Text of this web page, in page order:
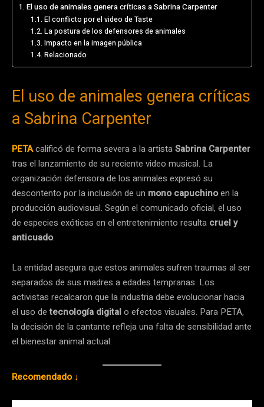
El uso de animales genera críticas a Sabrina Carpenter
El conflicto por el video de Taste
La postura de los defensores de animales
Impacto en la imagen pública
Relacionado
El uso de animales genera críticas
a Sabrina Carpenter
PETAcalificó de forma severa a la artistaSabrina Carpenter
tras el lanzamiento de su reciente video musical. La
organización defensora de los animales expresó su
descontento por la inclusión de un mono capuchinoen la
producción audiovisual. Según el comunicado oficial, el uso
de especies exóticas en el entretenimiento resulta cruel y
anticuado.
La entidad asegura que estos animales sufren traumas al ser
separados de sus madres a edades tempranas. Los
activistas recalcaron que la industria debe evolucionar hacia
el uso detecnología digitalo efectos visuales. Para PETA,
la decisión de la cantante refleja una falta de sensibilidad ante
el bienestar animal actual.
Recomendado ↓